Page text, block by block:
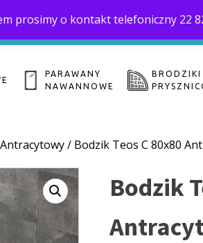
prosimy o kontakt telefoniczny 22
22 559-10-50
PARAWANY
NAWANNOWE
BRODZIKI
Antracytowy/ Bodzik Teos C 80x80
Bodzik